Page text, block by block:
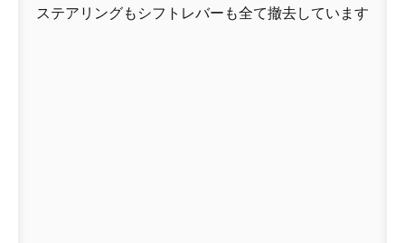
ステアリングもシフトレバーも全て撤去しています